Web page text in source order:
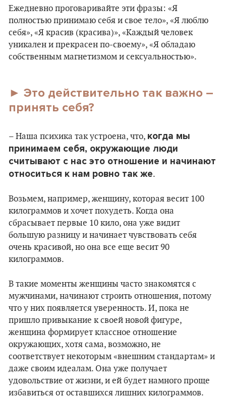
Ежедневно проговаривайте эти фразы: «Я
полностью принимаю себя и свое тело», «Я люблю
себя», «Я красив (красива)», «Каждый человек
уникален и прекрасен по-своему», «Я обладаю
собственным магнетизмом и сексуальностью».
► Это действительно так важно –
принять себя?
– Наша психика так устроена, что, когда мы
принимаем себя, окружающие люди
считывают с нас это отношение и начинают
относиться к нам ровно так же.
Возьмем, например, женщину, которая весит 100
килограммов и хочет похудеть. Когда она
сбрасывает первые 10 кило, она уже видит
большую разницу и начинает чувствовать себя
очень красивой, но она все еще весит 90
килограммов.
В такие моменты женщины часто знакомятся с
мужчинами, начинают строить отношения, потому
что у них появляется уверенность. И, пока не
пришло привыкание к своей новой фигуре,
женщина формирует классное отношение
окружающих, хотя сама, возможно, не
соответствует некоторым «внешним стандартам» и
даже своим идеалам. Она уже получает
удовольствие от жизни, и ей будет намного проще
избавиться от оставшихся лишних килограммов.